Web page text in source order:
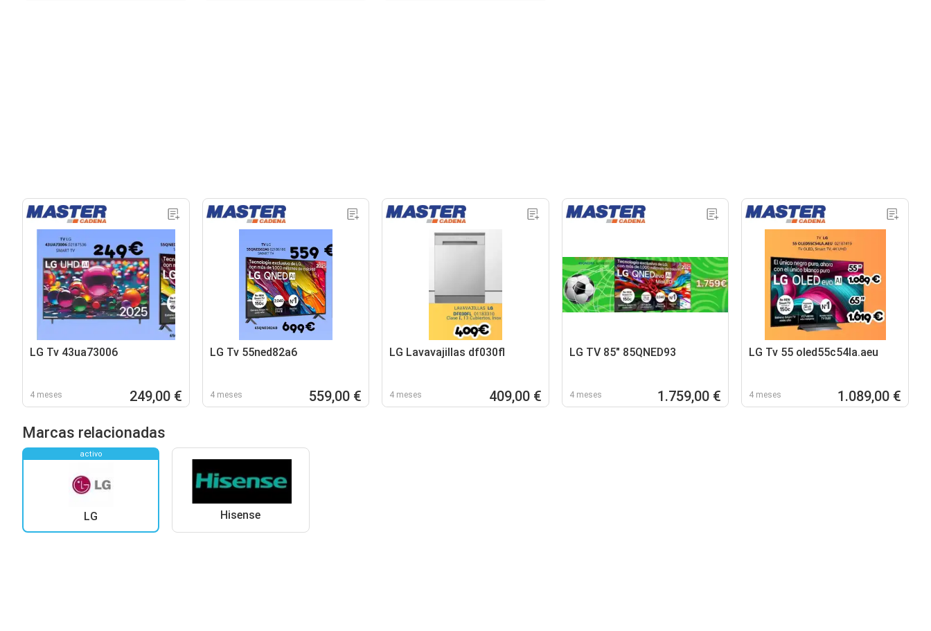
LG Tv 43ua73006
4 meses 249,00 €
LG Tv 55ned82a6
4 meses 559,00 €
LG Lavavajillas df030fl
4 meses 409,00 €
LG TV 85" 85QNED93
4 meses 1.759,00 €
LG Tv 55 oled55c54la.aeu
4 meses 1.089,00 €
Marcas relacionadas
activo
LG Hisense